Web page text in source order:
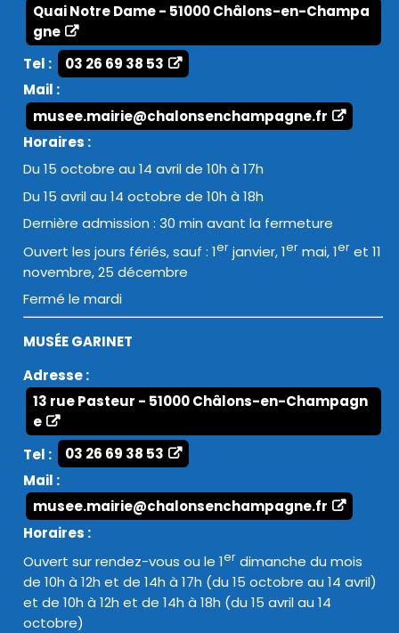
Quai Notre Dame - 51000 Châlons-en-Champa
gne
Tel :
03 26 69 38 53
Mail :
musee.mairie@chalonsenchampagne.fr
Horaires :
Du 15 octobre au 14 avril de 10h à 17h
Du 15 avril au 14 octobre de 10h à 18h
Dernière admission : 30 min avant la fermeture
Ouvert les jours fériés, sauf : 1er janvier, 1er mai, 1er et 11
novembre, 25 décembre
Fermé le mardi
MUSÉE GARINET
Adresse :
13 rue Pasteur - 51000 Châlons-en-Champagn
e
Tel :
03 26 69 38 53
Mail :
musee.mairie@chalonsenchampagne.fr
Horaires :
Ouvert sur rendez-vous ou le 1er dimanche du mois
de 10h à 12h et de 14h à 17h (du 15 octobre au 14 avril)
et de 10h à 12h et de 14h à 18h (du 15 avril au 14
octobre)